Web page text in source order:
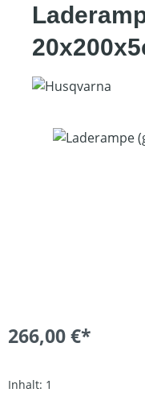
Bildergalerie
266,00 €*
Inhalt: 1